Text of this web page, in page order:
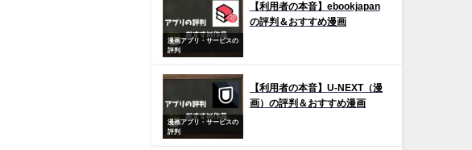
漫画アプリ・サービスの
評判
【利用者の本音】ebookjapan
の評判＆おすすめ漫画
漫画アプリ・サービスの
評判
【利用者の本音】U-NEXT（漫
画）の評判＆おすすめ漫画